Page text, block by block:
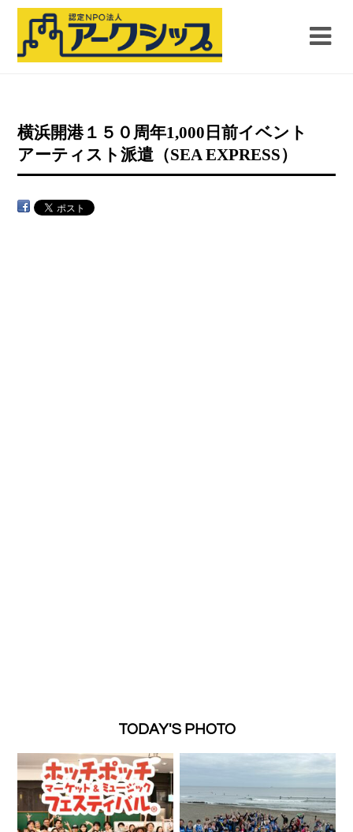
横浜開港１５０周年1,000日前イベント
アーティスト派遣（SEA EXPRESS）
TODAY'S PHOTO